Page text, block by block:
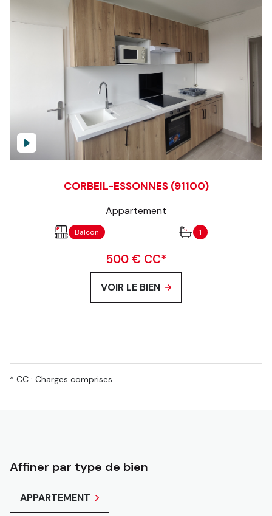
CORBEIL-ESSONNES (91100)
Appartement
Balcon 1
500 € CC*
VOIR LE BIEN
* CC : Charges comprises
Affiner par type de bien
APPARTEMENT